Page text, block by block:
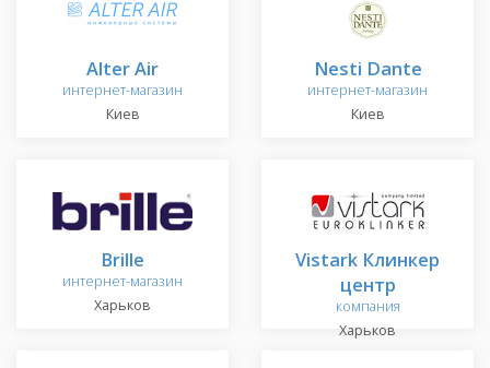
Alter Air
интернет-магазин
Киев
Nesti Dante
интернет-магазин
Киев
Brille
интернет-магазин
Харьков
Vistark Клинкер
центр
компания
Харьков